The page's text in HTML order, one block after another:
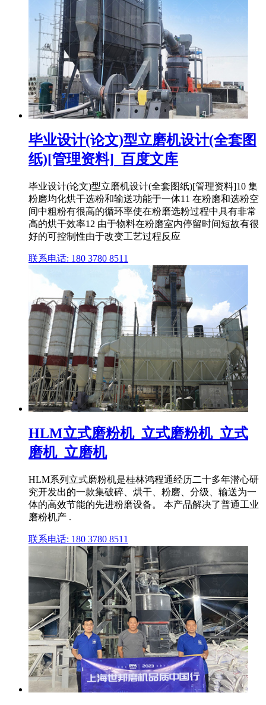
毕业设计(论文)型立磨机设计(全套图
纸)[管理资料]_百度文库
毕业设计(论文)型立磨机设计(全套图纸)[管理资料]10 集
粉磨均化烘干选粉和输送功能于一体11 在粉磨和选粉空
间中粗粉有很高的循环率使在粉磨选粉过程中具有非常
高的烘干效率12 由于物料在粉磨室内停留时间短故有很
好的可控制性由于改变工艺过程反应
联系电话: 180 3780 8511
HLM立式磨粉机_立式磨粉机_立式
磨机_立磨机
HLM系列立式磨粉机是桂林鸿程通经历二十多年潜心研
究开发出的一款集破碎、烘干、粉磨、分级、输送为一
体的高效节能的先进粉磨设备。 本产品解决了普通工业
磨粉机产 .
联系电话: 180 3780 8511